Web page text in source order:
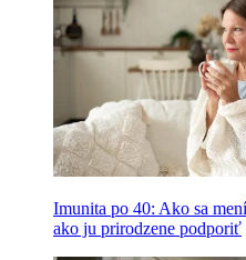
Imunita po 40: Ako sa
ako ju prirodzene podporiť